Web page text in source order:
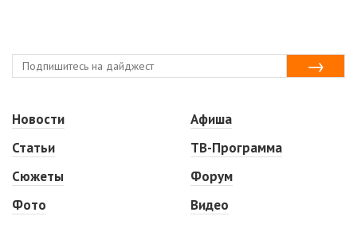
Новости
Статьи
Сюжеты
Фото
Афиша
ТВ-Программа
Форум
Видео